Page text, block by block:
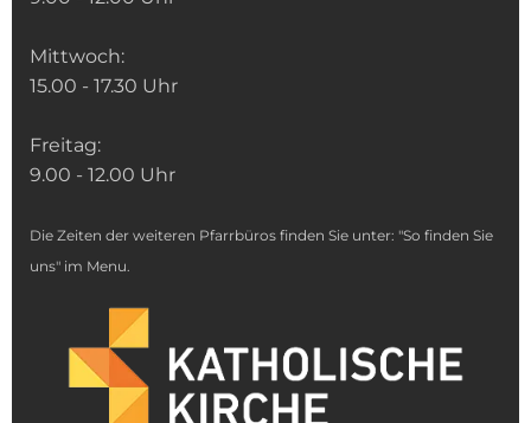
Mittwoch:
15.00 - 17.30 Uhr
Freitag:
9.00 - 12.00 Uhr
Die Zeiten der weiteren Pfarrbüros finden Sie unter: "So finden Sie
uns" im Menu.